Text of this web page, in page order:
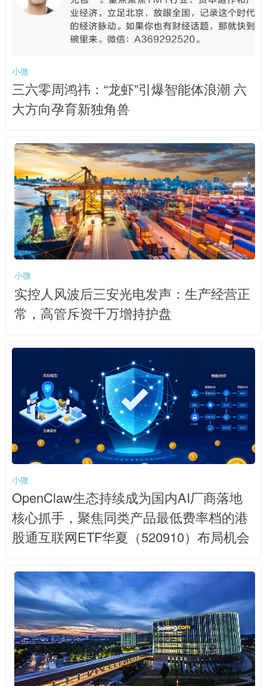
小微
三六零周鸿祎：“龙虾”引爆智能体浪潮 六
大方向孕育新独角兽
小微
实控人风波后三安光电发声：生产经营正
常，高管斥资千万增持护盘
小微
OpenClaw生态持续成为国内AI厂商落地
核心抓手，聚焦同类产品最低费率档的港
股通互联网ETF华夏（520910）布局机会